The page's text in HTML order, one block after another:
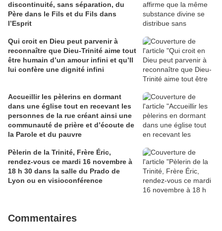
discontinuité, sans séparation, du
Père dans le Fils et du Fils dans
l’Esprit
Qui croit en Dieu peut parvenir à
reconnaître que Dieu-Trinité aime tout
être humain d’un amour infini et qu’Il
lui confère une dignité infini
Accueillir les pèlerins en dormant
dans une église tout en recevant les
personnes de la rue créant ainsi une
communauté de prière et d’écoute de
la Parole et du pauvre
Pèlerin de la Trinité, Frère Éric,
rendez-vous ce mardi 16 novembre à
18 h 30 dans la salle du Prado de
Lyon ou en visioconférence
Commentaires